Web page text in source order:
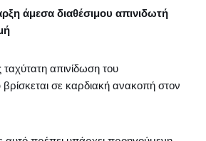
άμεσα διαθέσιμου απινιδωτή
ταχύτατη απινίδωση του
σε καρδιακή ανακοπή στον